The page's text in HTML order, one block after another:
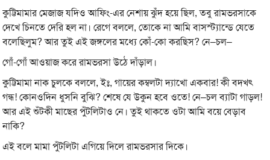
কুট্টিমামার মেজাজ যদিও আফিং-এর নেশায় ঝুঁদ হয়ে ছিল, তবু রামভরসাকে
দেখে চিনতে দেরি হল না। রেগে বললে, তোকে না আমি বাসস্ট্যান্ডে যেতে
বলেছিলুম? আর তুই এই জঙ্গলের মধ্যে কোঁ-কো করছিস? নে–চল–
গোঁ-গোঁ আওয়াজ করে রামভরসা উঠে দাঁড়াল।
কুট্টিমামা নাক চুলকে বললে, ইঃ, গায়ের কম্বলটা দ্যাখো একবার! কী বদখৎ
গন্ধ! কোনওদিন ধুসনি বুঝি? শেষে যে উকুন হবে ওতে! নে–চল ব্যাটা গাড়ল!
আর এই শুঁটকী মাছের পুঁটলিটাও নে। তুই থাকতে ওটা আমি বয়ে বেড়াব
নাকি?
এই বলে মামা পুঁটলিটা এগিয়ে দিলে রামভরসার দিকে।